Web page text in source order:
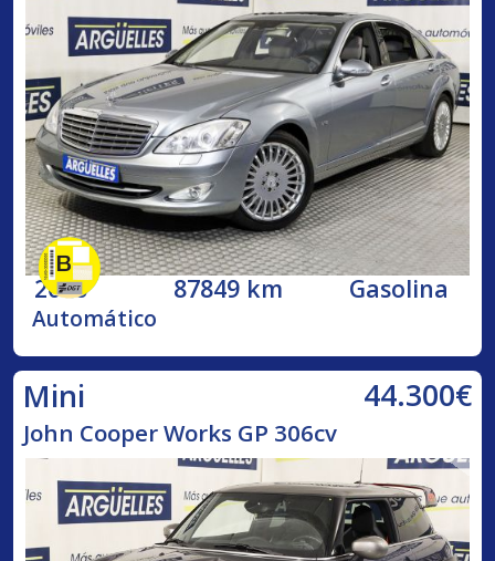
2006 87849 km Gasolina
Automático
Mini 44.300€
John Cooper Works GP 306cv